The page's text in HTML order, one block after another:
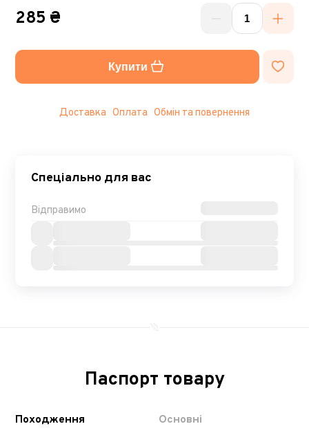
285 ₴
Купити
Доставка Оплата Обмін та повернення
Спеціально для вас
Відправимо
Паспорт товару
Походження Основні